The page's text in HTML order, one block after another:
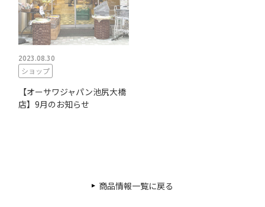
2023.08.30
ショップ
【オーサワジャパン池尻大橋
店】9月のお知らせ
商品情報一覧に戻る